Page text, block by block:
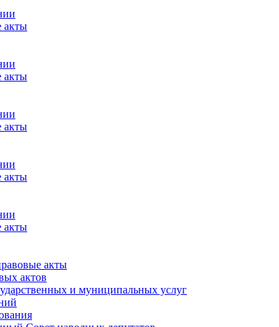
акты
акты
акты
акты
акты
акты
актов
и муниципальных услуг